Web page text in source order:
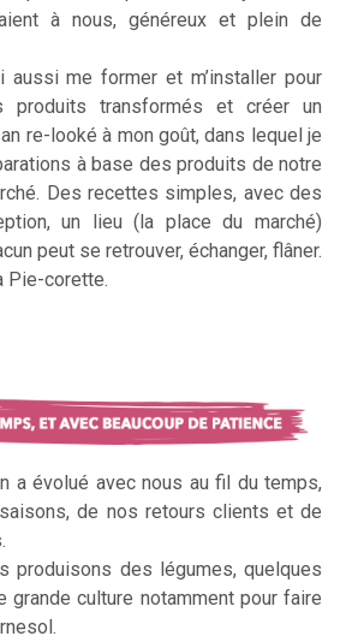
à nous, généreux et plein de
aussi me former et m’installer pour
produits transformés et créer un
re-looké à mon goût, dans lequel je
à base des produits de notre
Des recettes simples, avec des
un lieu (la place du marché)
peut se retrouver, échanger, flâner.
Pie-corette.
a évolué avec nous au fil du temps,
de nos retours clients et de
produisons des légumes, quelques
grande culture notamment pour faire